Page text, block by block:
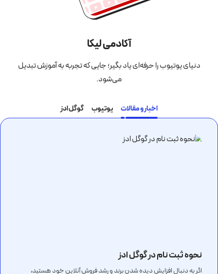
آکادمی لیکا
دنیای یوتیوب را حرفه‌ای یاد بگیر؛ جایی که تجربه به آموزش تبدیل
می‌شود.
اخبار و مقالات یوتیوب گوگل ادز
نحوه ثبت نام در گوگل ادز
اگر به دنبال افزایش دیده شدن برند و رشد فروش آنلاین خود هستید،
نحوه فعال کردن AI Max در کمپین‌های سرچ
هزینه هر کلیک گوگل ادز
بهترین شرکت گوگل ادز
هر ۱۰۰۰ بازدید در یوتیوب چقدر درآمد دارد؟
گوگل ادز چیست؟
استراتژی نمایش ویدیوهای یوتیوب در اولین نتایج
جستجوی گوگل
شرایط مانیتایز شدن یوتیوب